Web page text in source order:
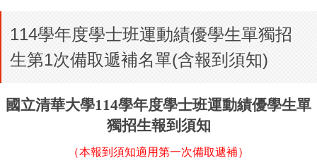
114學年度學士班運動績優學生單獨招
生第1次備取遞補名單(含報到須知)
國立清華大學114學年度學士班運動績優學生單
獨招生報到須知
（本報到須知適用第一次備取遞補）